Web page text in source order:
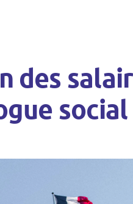
des
social